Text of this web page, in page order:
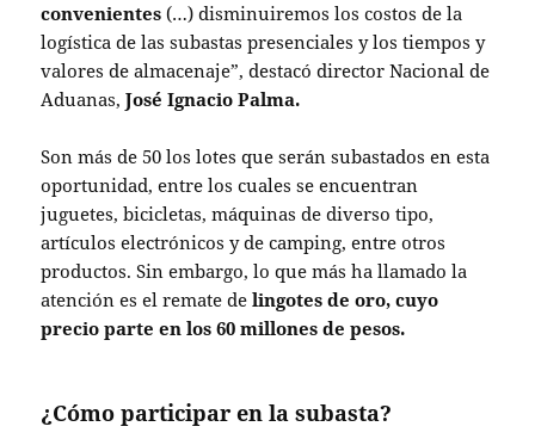
convenientes (…) disminuiremos los costos de la
logística de las subastas presenciales y los tiempos y
valores de almacenaje”, destacó director Nacional de
Aduanas, José Ignacio Palma.
Son más de 50 los lotes que serán subastados en esta
oportunidad, entre los cuales se encuentran
juguetes, bicicletas, máquinas de diverso tipo,
artículos electrónicos y de camping, entre otros
productos. Sin embargo, lo que más ha llamado la
atención es el remate delingotes de oro, cuyo
precio parte en los 60 millones de pesos.
¿Cómo participar en la subasta?